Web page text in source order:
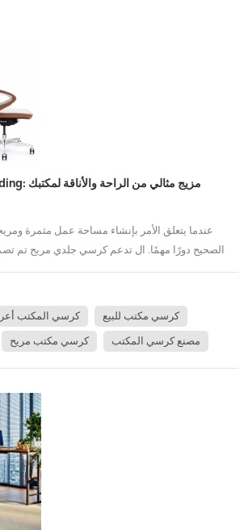
كرسي جلدي مريح Auding: مزيج مثالي من الراحة والأناقة لمكتبك
عندما يتعلق الأمر بإنشاء مساحة عمل مثمرة
الصحيح دورًا مهمًا. ال تدعم كرسي جلدي مريح تم
الكثير من الوقت في مكتبه. سواء كنت تعمل من
كرسي المكتب كرسي مكتب للبيع
كرسي مكتب مريح مصنع كرسي المكتب